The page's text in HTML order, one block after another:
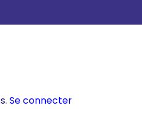
Se connecter